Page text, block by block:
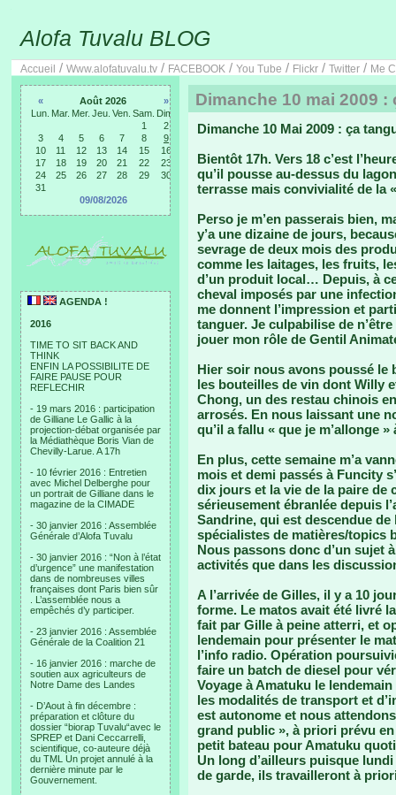
Alofa Tuvalu BLOG
Accueil / Www.alofatuvalu.tv / FACEBOOK / You Tube / Flickr / Twitter / Me
« Août 2026
»
Lun. Mar. Mer. Jeu. Ven. Sam. Dim.
1
2
3
4 5 6 7 8
9
10
11 12 13 14 15
16
17
18 19 20 21 22
23
24
25 26 27 28 29
30
31
09/08/2026
AGENDA !
2016
TIME TO SIT BACK AND
THINK
ENFIN LA POSSIBILITE DE
FAIRE PAUSE POUR
REFLECHIR
- 19 mars 2016 : participation
de Gilliane Le Gallic à la
projection-débat organisée par
la Médiathèque Boris Vian de
Chevilly-Larue. A 17h
- 10 février 2016 : Entretien
avec Michel Delberghe pour
un portrait de Gilliane dans le
magazine de la CIMADE
- 30 janvier 2016 : Assemblée
Générale d’Alofa Tuvalu
- 30 janvier 2016 : “Non à l’état
d’urgence” une manifestation
dans de nombreuses villes
françaises dont Paris bien sûr
. L’assemblée nous a
empêchés d’y participer.
- 23 janvier 2016 : Assemblée
Générale de la Coalition 21
- 16 janvier 2016 : marche de
soutien aux agriculteurs de
Notre Dame des Landes
- D’Aout à fin décembre :
préparation et clôture du
dossier “biorap Tuvalu“avec le
SPREP et Dani Ceccarrelli,
scientifique, co-auteure déjà
du TML Un projet annulé à la
dernière minute par le
Gouvernement.
Dimanche 10 mai 2009 :
Dimanche 10 Mai 2009 : ça
Bientôt 17h. Vers 18 c’est
qu’il pousse au-dessus du
terrasse mais convivialité de la
Perso je m’en passerais bien,
y’a une dizaine de jours,
sevrage de deux mois des
comme les laitages, les fruits,
d’un produit local… Depuis, à
cheval imposés par une
me donnent l’impression et
tanguer. Je culpabilise de
jouer mon rôle de Gentil
Hier soir nous avons poussé le
les bouteilles de vin dont Willy
Chong, un des restau chinois
arrosés. En nous laissant une
qu’il a fallu « que je m’allonge
En plus, cette semaine m’a
mois et demi passés à Funcity
dix jours et la vie de la paire de
sérieusement ébranlée depuis
Sandrine, qui est descendue de
spécialistes de matières/topics
Nous passons donc d’un sujet
activités que dans les
A l’arrivée de Gilles, il y a 10
forme. Le matos avait été livré
fait par Gille à peine atterri, et
lendemain pour présenter le
l’info radio. Opération
faire un batch de diesel pour
Voyage à Amatuku le
les modalités de transport et
est autonome et nous
grand public », à priori prévu
petit bateau pour Amatuku
Un long d’ailleurs puisque
de garde, ils travailleront à